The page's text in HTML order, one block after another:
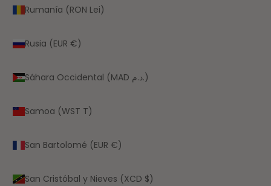
Rumanía (RON Lei)
Rusia (EUR €)
Sáhara Occidental (MAD د.م.)
Samoa (WST T)
San Bartolomé (EUR €)
San Cristóbal y Nieves (XCD $)